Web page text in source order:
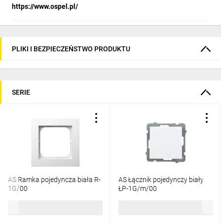
https://www.ospel.pl/
PLIKI I BEZPIECZEŃSTWO PRODUKTU
SERIE
AS Ramka pojedyncza biała R-
1G/00
AS Łącznik pojedynczy biały
ŁP-1G/m/00